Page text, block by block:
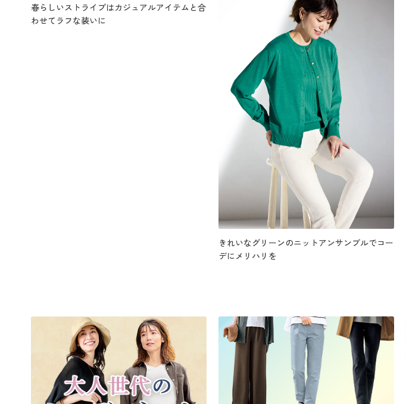
春らしいストライプはカジュアルアイテムと合
わせてラフな装いに
きれいなグリーンのニットアンサンブルでコー
デにメリハリを